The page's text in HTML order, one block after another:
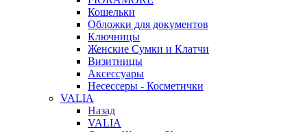
Кошельки
Обложки для документов
Ключницы
Женские Сумки и Клатчи
Визитницы
Аксессуары
Несессеры - Косметички
VALIA
Назад
VALIA